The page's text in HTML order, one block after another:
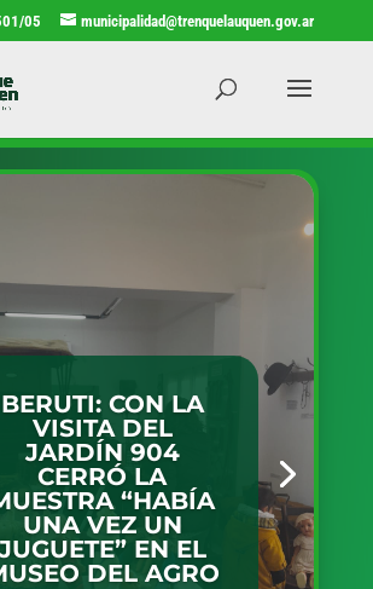
05 municipalidad@trenquelauquen.gov.ar
BERUTI: CON LA
VISITA DEL
JARDÍN 904
CERRÓ LA
“HABÍA
UNA VEZ UN
EN EL
DEL AGRO